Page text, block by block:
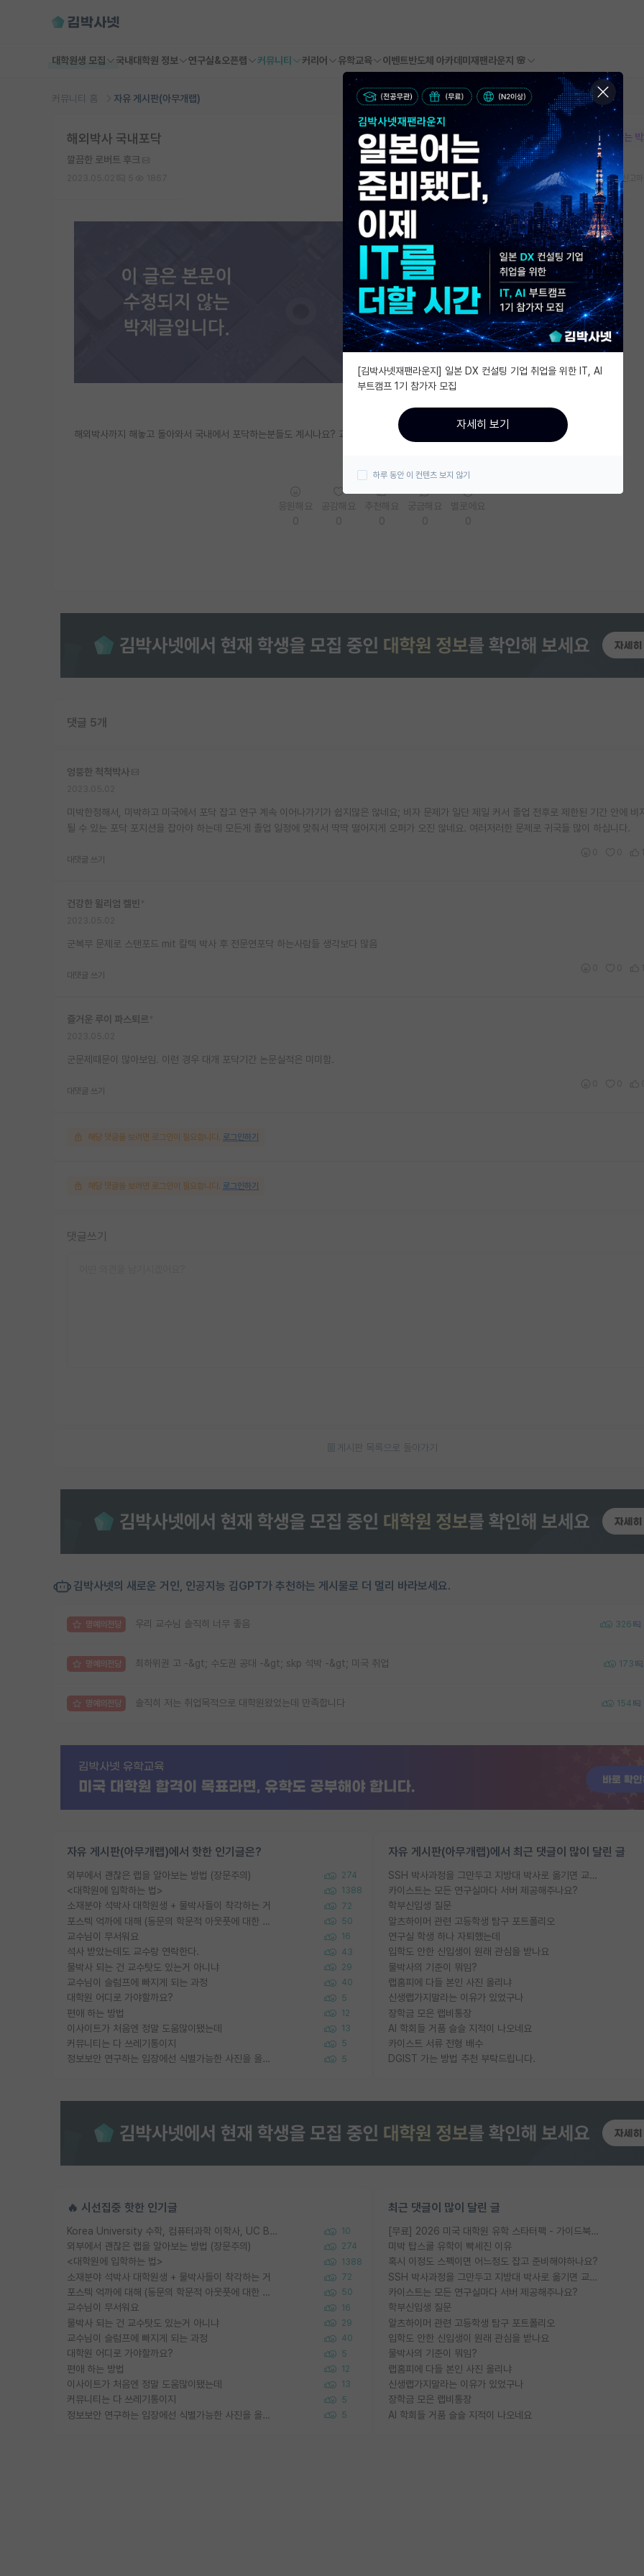
대학원생 모집 국내대학원 정보 연구실&오픈랩 커뮤니티 커리어 유학교육 이벤트반도체 아카데미 재팬라운지 🌸
커뮤니티 홈 자유 게시판(아무개랩)
본문이 수정되지 않는
해외박사 국내포닥
깔끔한 로버트 후크
스크랩 신고
해외박사까지 해놓고 돌아와서 국내에서 포닥하는분들도 계시나요? 교수 임용이 목적이 아니라면, 그냥 한국이 좋아서 다시 오는걸까요?
댓글 5개
엉뚱한 척척박사
미박한정해서, 미박하고 미국에서 포닥 잡고 연구 계속 이어나가기가 쉽지많은 않네요; 비자 문제가 일단 제일 커서 졸업 전후로 제한된 기간 안에 비
될 수 있는 포닥 포지션을 잡아야 하는데 모든게 졸업 일정에 맞춰서 딱딱 떨어지게 오퍼가 오진 않네요. 여러저러한 문제로 귀국들 많이 하십니다.
대댓글 쓰기
건강한 윌리엄 켈빈
군복무 문제로 스탠포드 mit 칼텍 박사 후 전문연포닥 하는사람들 생각보다 많음
대댓글 쓰기
즐거운 루이 파스퇴르
군문제때문이 많아보임. 이런 경우 대개 포닥기간 논문실적은 미미함.
대댓글 쓰기
해당 댓글을 보려면 로그인이 필요합니다. 로그인하기
해당 댓글을 보려면 로그인이 필요합니다. 로그인하기
댓글쓰기
게시판 목록으로 돌아가기
김박사넷의 새로운 거인, 인공지능 김GPT가 추천하는 게시물로 더 멀리 바라보세요.
명예의전당 우리 교수님 솔직히 너무 좋음 326
명예의전당 최하위권 고 -&gt; 수도권 공대 -&gt; skp 석박 -&gt; 미국 취업 173
명예의전당 솔직히 저는 취업목적으로 대학원왔었는데 만족합니다 154
자유 게시판(아무개랩)에서 핫한 인기글은?
외부에서 괜찮은 랩을 알아보는 방법 (장문주의) 274
<대학원에 입학하는 법> 1388
소재분야 석박사 대학원생 + 물박사들이 착각하는 거 72
포스텍 억까에 대해 (동문의 학문적 아웃풋에 대한 반박) 50
교수님이 무서워요 16
석사 받았는데도 교수랑 연락한다. 43
물박사 되는 건 교수탓도 있는거 아니냐 29
교수님이 슬럼프에 빠지게 되는 과정 40
대학원 어디로 가야할까요? 5
편애 하는 방법 12
이사이트가 처음엔 정말 도움많이됐는데 13
커뮤니티는 다 쓰레기통이지 5
정보보안 연구하는 입장에선 식별가능한 사진을 올리는건 비추이긴함 5
자유 게시판(아무개랩)에서 최근 댓글이 많이 달린 글
SSH 박사과정을 그만두고 지방대 박사로 옮기면 교수의 꿈은 끝일까요?
카이스트는 모든 연구실마다 서버 제공해주나요?
학부신입생 질문
알츠하이머 관련 고등학생 탐구 포트폴리오
연구실 학생 하나 자퇴했는데
입학도 안한 신입생이 원래 관심을 받나요
물박사의 기준이 뭐임?
랩홈피에 다들 본인 사진 올리냐
신생랩가지말라는 이유가 있었구나
장학금 모은 랩비통장
AI 학회들 거품 슬슬 지적이 나오네요
카이스트 서류 전형 배수
DGIST 가는 방법 추천 부탁드립니다.
🔥 시선집중 핫한 인기글
Korea University 수학, 컴퓨터과학 이학사, UC Berkeley 산업공학 대학원 공학박사가 되는 것은 쉽지 않겠죠? 10
외부에서 괜찮은 랩을 알아보는 방법 (장문주의) 274
<대학원에 입학하는 법> 1388
소재분야 석박사 대학원생 + 물박사들이 착각하는 거 72
포스텍 억까에 대해 (동문의 학문적 아웃풋에 대한 반박) 50
교수님이 무서워요 16
물박사 되는 건 교수탓도 있는거 아니냐 29
교수님이 슬럼프에 빠지게 되는 과정 40
대학원 어디로 가야할까요? 5
편애 하는 방법 12
이사이트가 처음엔 정말 도움많이됐는데 13
커뮤니티는 다 쓰레기통이지 5
정보보안 연구하는 입장에선 식별가능한 사진을 올리는건 비추이긴함 5
최근 댓글이 많이 달린 글
[무료] 2026 미국 대학원 유학 스타터팩 - 가이드북 & 합격자 컨택메일 템플릿
미박 탑스쿨 유학이 빡세진 이유
혹시 이정도 스펙이면 어느정도 잡고 준비해야하나요?
SSH 박사과정을 그만두고 지방대 박사로 옮기면 교수의 꿈은 끝일까요?
카이스트는 모든 연구실마다 서버 제공해주나요?
학부신입생 질문
알츠하이머 관련 고등학생 탐구 포트폴리오
입학도 안한 신입생이 원래 관심을 받나요
물박사의 기준이 뭐임?
랩홈피에 다들 본인 사진 올리냐
신생랩가지말라는 이유가 있었구나
장학금 모은 랩비통장
AI 학회들 거품 슬슬 지적이 나오네요
[김박사넷재팬라운지] 일본 DX 컨설팅 기업 취업을 위한 IT, AI
부트캠프 1기 참가자 모집
자세히 보기
하루 동안 이 컨텐츠 보지 않기